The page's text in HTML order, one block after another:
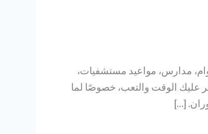
مدارس، مواعيد مستشفيات،
عليك الوقت والتعب، خصوصًا لما
[…]